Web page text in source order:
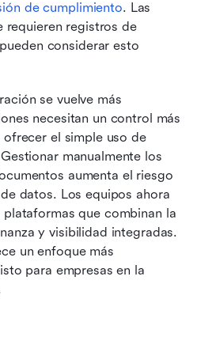
de cumplimiento. Las
requieren registros de
considerar esto
se vuelve más
necesitan un control más
el simple uso de
manualmente los
aumenta el riesgo
datos. Los equipos ahora
que combinan la
y visibilidad integradas.
un enfoque más
para empresas en la